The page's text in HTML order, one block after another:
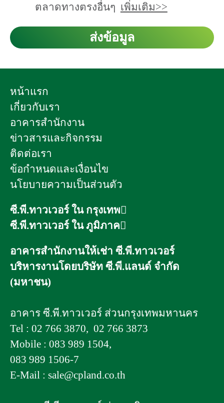
ตลาดทางตรงอื่นๆ เพิ่มเติม>>
ส่งข้อมูล
หน้าแรก
เกี่ยวกับเรา
อาคารสำนักงาน
ข่าวสารและกิจกรรม
ติดต่อเรา
ข้อกำหนดและเงื่อนไข
นโยบายความเป็นส่วนตัว
ซี.พี.ทาวเวอร์ ใน กรุงเทพ
ซี.พี.ทาวเวอร์ 1 (สีลม)
ซี.พี.ทาวเวอร์ 3 (พญาไท)
ซี.พี.ทาวเวอร์ นอร์ธปาร์ค
ซี.พี.ทาวเวอร์ ใน ภูมิภาค
ซี.พี.ทาวเวอร์ ขอนแก่น 1
ซี.พี.ทาวเวอร์ ขอนแก่น 2
ซี.พี.ทาวเวอร์ ขอนแก่น 3
ซี.พี.ทาวเวอร์ อุดรธานี
ซี.พี.ทาวเวอร์ สุราษฎร์ธานี
ซี.พี.ทาวเวอร์ นครศรีธรรมราช
ซี.พี.ทาวเวอร์ หาดใหญ่
อาคารสำนักงานให้เช่า ซี.พี.ทาวเวอร์
บริหารงานโดยบริษัท ซี.พี.แลนด์ จำกัด
(มหาชน)
อาคาร ซี.พี.ทาวเวอร์ ส่วนกรุงเทพมหานคร
Tel : 02 766 3870, 02 766 3873
Mobile : 083 989 1504,
083 989 1506-7
E-Mail : sale@cpland.co.th